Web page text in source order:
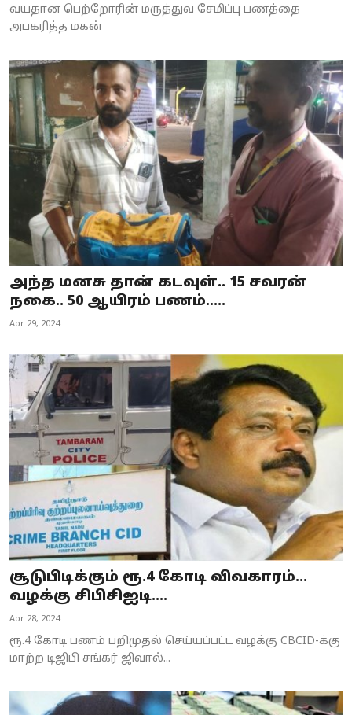
வயதான பெற்றோரின் மருத்துவ சேமிப்பு பணத்தை
அபகரித்த மகன்
அந்த மனசு தான் கடவுள்.. 15 சவரன்
நகை.. 50 ஆயிரம் பணம்.....
Apr 29, 2024
சூடுபிடிக்கும் ரூ.4 கோடி விவகாரம்...
வழக்கு சிபிசிஐடி....
Apr 28, 2024
ரூ.4 கோடி பணம் பறிமுதல் செய்யப்பட்ட வழக்கு CBCID-க்கு
மாற்ற டிஜிபி சங்கர் ஜிவால்...